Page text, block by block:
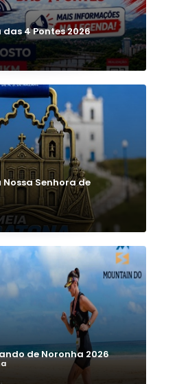
4 Pontes 2026
Senhora de
de Noronha 2026